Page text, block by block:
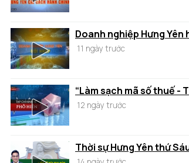
Doanh nghiệp Hưng
11 ngày trước
“Làm sạch mã số thuế -
12 ngày trước
Thời sự Hưng Yên thứ